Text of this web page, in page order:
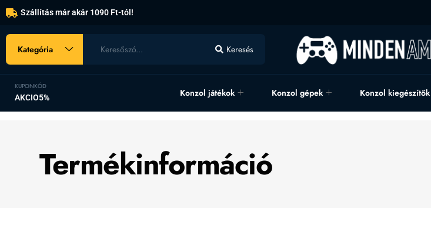
Szállítás már akár 1090 Ft-tól!
Kategória Keresés
KUPONKÓD
AKCIO5% Konzol játékok Konzol gépek Konzol kiegészítők
Termékinformáció